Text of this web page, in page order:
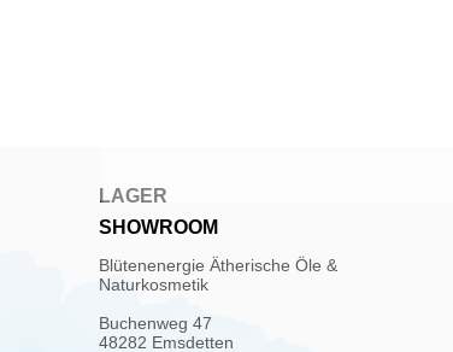
LAGER
SHOWROOM
Blütenenergie Ätherische Öle &
Naturkosmetik
Buchenweg 47
48282 Emsdetten